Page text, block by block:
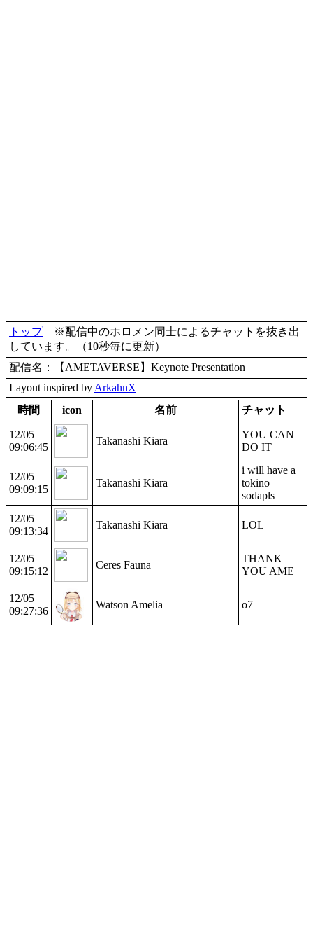
トップ※配信中のホロメン同士によるチャットを抜き出
しています。（10秒毎に更新）
配信名：【AMETAVERSE】Keynote Presentation
Layout inspired by ArkahnX
時間
icon 名前 チャット
12/05
09:06:45
Takanashi Kiara
YOU CAN
DO IT
12/05
09:09:15
Takanashi Kiara
i will have a
tokino
sodapls
12/05
09:13:34
Takanashi Kiara LOL
12/05
09:15:12
Ceres Fauna
THANK
YOU AME
12/05
09:27:36
Watson Amelia o7